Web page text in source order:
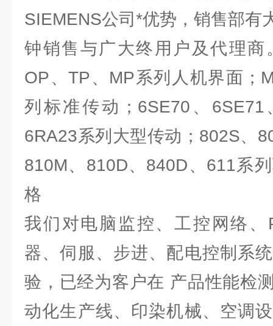
SIEMENS公司*优势，销售部有
钟销售与广大终用户及代理商
OP、TP、MP系列人机界面；
列标准传动；6SE70、6SE71
6RA23系列大型传动；802S、
810M、810D、840D、611系
格
我们对电脑监控、工控网络
器、伺服、步进、配电控制系
验，已经为客户在 产品性能检
动化生产线、印染机械、空调